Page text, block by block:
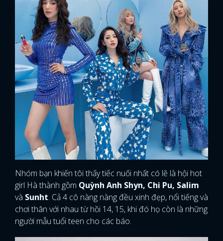
Nhóm bạn khiến tôi thấy tiếc nuối nhất có lẽ là hội hot
girl Hà thành gồm Quỳnh Anh Shyn, Chi Pu, Salim
và Sunht. Cả 4 cô nàng nàng đều xinh đẹp, nổi tiếng và
chơi thân với nhau từ hồi 14, 15, khi đó họ còn là những
người mẫu tuổi teen cho các báo.